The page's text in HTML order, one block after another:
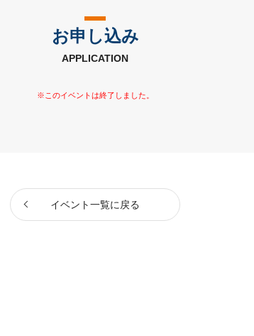
お申し込み
APPLICATION
イベント一覧に戻る